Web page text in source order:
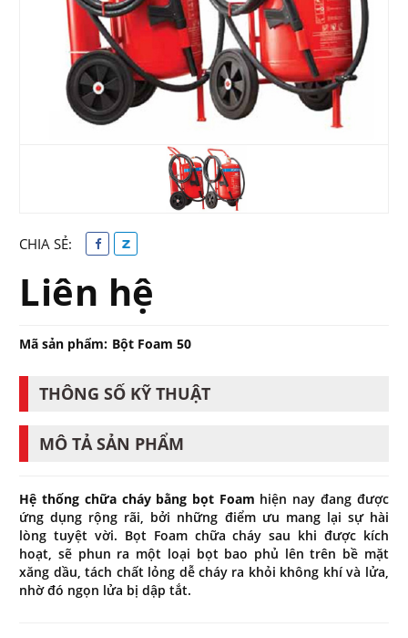
CHIA SẺ:
Liên hệ
Mã sản phẩm: Bột Foam 50
THÔNG SỐ KỸ THUẬT
MÔ TẢ SẢN PHẨM
Hệ thống chữa cháy bằng bọt Foam hiện nay đang được
ứng dụng rộng rãi, bởi những điểm ưu mang lại sự hài
lòng tuyệt vời. Bọt Foam chữa cháy sau khi được kích
hoạt, sẽ phun ra một loại bọt bao phủ lên trên bề mặt
xăng dầu, tách chất lỏng dễ cháy ra khỏi không khí và lửa,
nhờ đó ngọn lửa bị dập tắt.